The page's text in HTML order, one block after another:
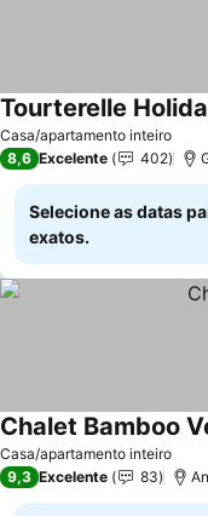
Casa/apartamento inteiro
Tourterelle
8,6 Excelente 402
Selecione as datas
exatos.
Casa/apartamento inteiro
Chalet Bamboo
9,3 Excelente 83